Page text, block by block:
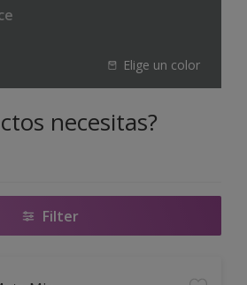
Elige un color
necesitas?
Filter